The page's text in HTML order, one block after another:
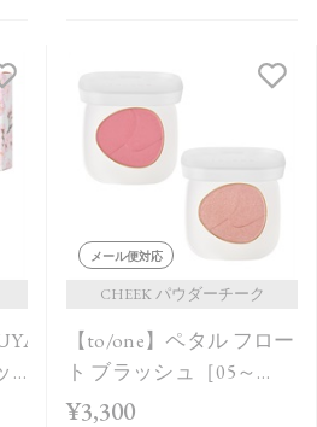
】
メール便対応
CHEEK パウダーチーク
【to/one】ペタル フロー
ト ブラッシュ［05～
06］
¥3,300